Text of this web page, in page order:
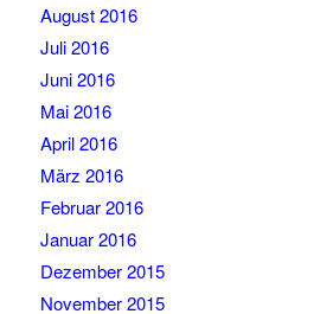
August 2016
Juli 2016
Juni 2016
Mai 2016
April 2016
März 2016
Februar 2016
Januar 2016
Dezember 2015
November 2015